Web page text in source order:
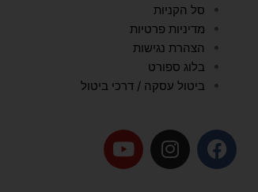
סל הקניות
מדיניות פרטיות
הצהרת נגישות
בלוג ספורט
ביטול עסקה / דרכי ביטול
F
a
I
n
Y
o